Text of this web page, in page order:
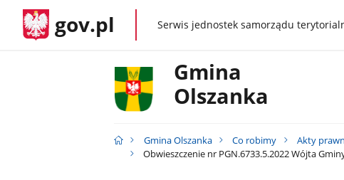
gov.pl gov.plSerwis jednostek samorządu
Gmina
Olszanka
Gmina Olszanka Co robimy Akty
Obwieszczenie nr PGN.6733.5.2022 Wójta